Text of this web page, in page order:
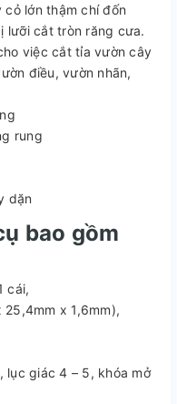
lớn thậm chí đốn
lưỡi cắt tròn răng cưa.
việc cắt tỉa vườn cây
điều, vườn nhãn,
rung
dặn
bao gồm
cái,
x 1,6mm),
lục giác 4 – 5, khóa mở